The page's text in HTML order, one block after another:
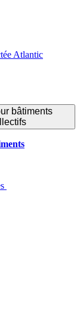
Atlantic
bâtiments